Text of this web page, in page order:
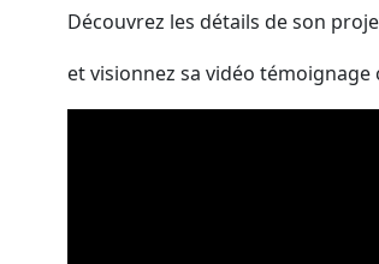
Découvrez les détails de son
et visionnez sa vidéo témoignage